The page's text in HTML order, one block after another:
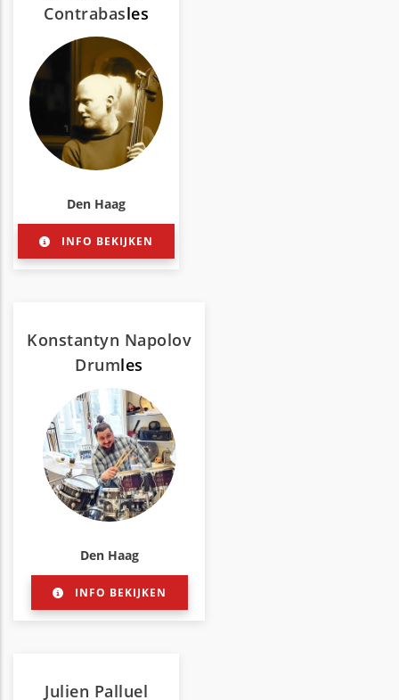
Contrabasles
Den Haag
INFO BEKIJKEN
Konstantyn Napolov
Drumles
Den Haag
INFO BEKIJKEN
Julien Palluel